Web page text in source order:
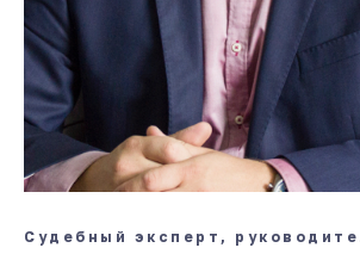
Судебный эксперт,